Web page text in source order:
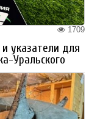
1709
указатели для
Уральского